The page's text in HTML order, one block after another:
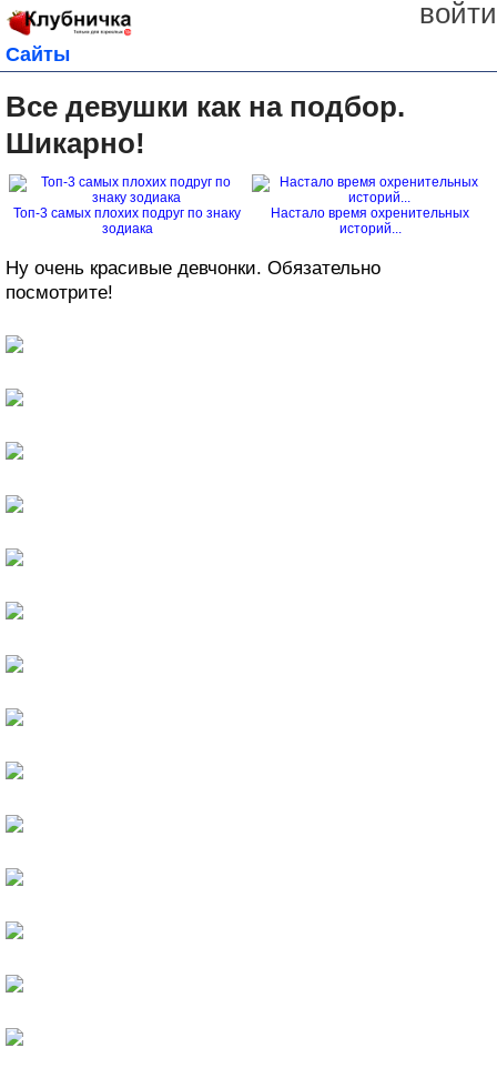
войти
Сайты
Все девушки как на подбор.
Шикарно!
Топ-3 самых плохих подруг по знаку
зодиака
Настало время охренительных
историй...
Ну очень красивые девчонки. Обязательно
посмотрите!